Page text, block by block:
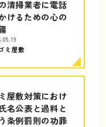
清掃業者に電話
けるための心の
ミ屋敷
屋敷対策におけ
名公表と過料と
条例罰則の功罪